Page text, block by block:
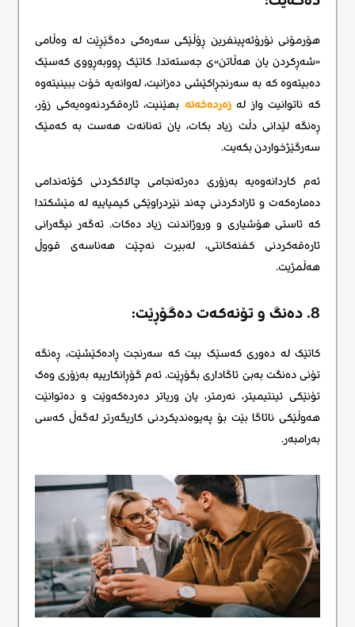
هۆرمۆنی نۆرۆئەپینفرین ڕۆڵێکی سەرەکی دەگێڕێت لە وەڵامی
«شەڕکردن یان هەڵاتن»ی جەستەتدا. کاتێک ڕووبەڕووی کەسێک
دەبیتەوە کە بە سەرنجڕاکێشی دەزانیت، لەوانەیە خۆت ببینیتەوە
کە ناتوانیت واز لەزەردەخەنە بهێنیت، ئارەقکردنەوەیەکی زۆر،
ڕەنگە لێدانی دڵت زیاد بکات، یان تەنانەت هەست بە کەمێک
سەرگێژخواردن بکەیت.
ئەم کاردانەوەیە بەزۆری دەرئەنجامی چالاککردنی کۆئەندامی
دەمارەکەت و ئازادکردنی چەند نێردراوێکی کیمیاییە لە مێشکتدا
کە ئاستی هۆشیاری و وروژاندنت زیاد دەکات. ئەگەر نیگەرانی
ئارەقەکردنی کفنەکانتی، لەبیرت نەچێت هەناسەی قووڵ
هەڵمژیت.
8. دەنگ و تۆنەکەت دەگۆڕێت:
کاتێک لە دەوری کەسێک بیت کە سەرنجت ڕادەکێشێت، ڕەنگە
تۆنی دەنگت بەبێ ئاگاداری بگۆڕێت. ئەم گۆڕانکارییە بەزۆری وەک
تۆنێکی ئینتیمیتر، نەرمتر، یان وریاتر دەردەکەوێت و دەتوانێت
هەوڵێکی نائاگا بێت بۆ پەیوەندیکردنی کاریگەرتر لەگەڵ کەسی
بەرامبەر.